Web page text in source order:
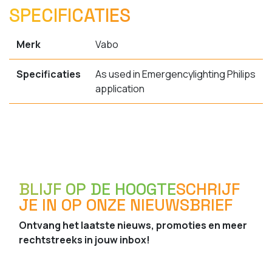
SPECIFICATIES
Merk Vabo
Specificaties
As used in Emergencylighting Philips
application
BLIJF OP DE HOOGTESCHRIJF
JE IN OP ONZE NIEUWSBRIEF
Ontvang het laatste nieuws, promoties en meer
rechtstreeks in jouw inbox!